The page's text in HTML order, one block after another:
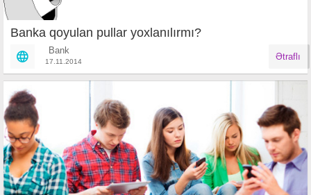
Banka qoyulan pullar yoxlanılırmı?
Bank
17.11.2014 Ətraflı